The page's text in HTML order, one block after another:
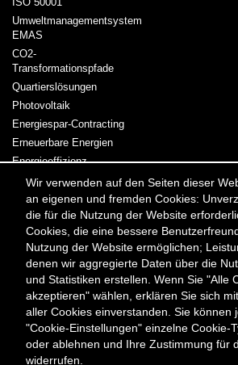
Wir verwenden auf den Seiten dieser
an eigenen und fremden Cookies:
die für die Nutzung der Website
Cookies, die eine bessere
Nutzung der Website ermöglichen;
denen wir aggregierte Daten über die
und Statistiken erstellen. Wenn Sie "Alle
akzeptieren" wählen, erklären Sie sich
aller Cookies einverstanden. Sie können
"Cookie-Einstellungen" einzelne Cookie-
oder ablehnen und Ihre Zustimmung für
widerrufen.
Umweltmanagementsystem
EMAS
CO2-
Transformationspfade
Quartierslösungen
Photovoltaik
Energiespar-Contracting
Erneuerbare Energien
Energieeffizienz
Kraft-Wärme-Kopplung
Strom & Wärme
Meta
Menü
Kontakt Presse & Medien Karriere
Newsletter
Kontakt
Berliner Energieagentur GmbH
Fasanenstraße 85
10623 Berlin